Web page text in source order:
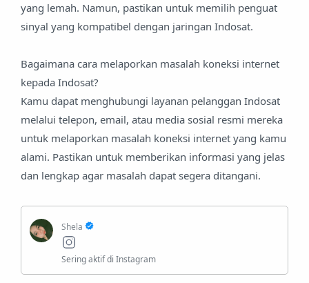
yang lemah. Namun, pastikan untuk memilih penguat
sinyal yang kompatibel dengan jaringan Indosat.
Bagaimana cara melaporkan masalah koneksi internet
kepada Indosat?
Kamu dapat menghubungi layanan pelanggan Indosat
melalui telepon, email, atau media sosial resmi mereka
untuk melaporkan masalah koneksi internet yang kamu
alami. Pastikan untuk memberikan informasi yang jelas
dan lengkap agar masalah dapat segera ditangani.